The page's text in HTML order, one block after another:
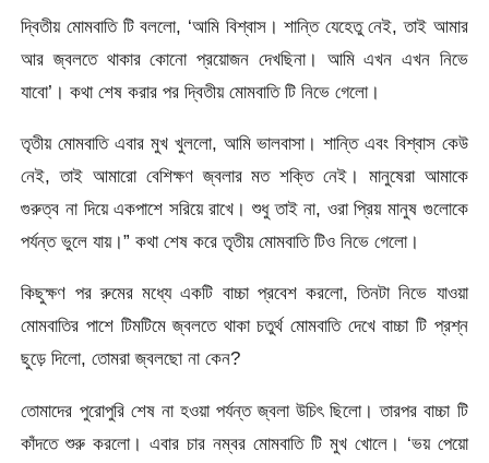
দ্বিতীয় মোমবাতি টি বললো, ‘আমি বিশ্বাস। শান্তি যেহেতু নেই, তাই আমার
আর জ্বলতে থাকার কোনো প্রয়োজন দেখছিনা। আমি এখন এখন নিভে
যাবো’। কথা শেষ করার পর দ্বিতীয় মোমবাতি টি নিভে গেলো।
তৃতীয় মোমবাতি এবার মুখ খুললো, আমি ভালবাসা। শান্তি এবং বিশ্বাস কেউ
নেই, তাই আমারো বেশিক্ষণ জ্বলার মত শক্তি নেই। মানুষেরা আমাকে
গুরুত্ব না দিয়ে একপাশে সরিয়ে রাখে। শুধু তাই না, ওরা প্রিয় মানুষ গুলোকে
পর্যন্ত ভুলে যায়।” কথা শেষ করে তৃতীয় মোমবাতি টিও নিভে গেলো।
কিছুক্ষণ পর রুমের মধ্যে একটি বাচ্চা প্রবেশ করলো, তিনটা নিভে যাওয়া
মোমবাতির পাশে টিমটিমে জ্বলতে থাকা চতুর্থ মোমবাতি দেখে বাচ্চা টি প্রশ্ন
ছুড়ে দিলো, তোমরা জ্বলছো না কেন?
তোমাদের পুরোপুরি শেষ না হওয়া পর্যন্ত জ্বলা উচিৎ ছিলো। তারপর বাচ্চা টি
কাঁদতে শুরু করলো। এবার চার নম্বর মোমবাতি টি মুখ খোলে। ‘ভয় পেয়ো